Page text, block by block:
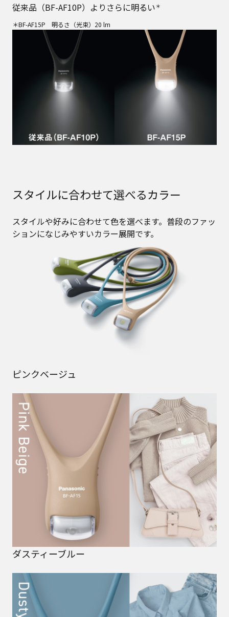
従来品（BF-AF10P）よりさらに明るい ＊
＊BF-AF15P 明るさ（光束）20 lm
スタイルに合わせて選べるカラー
スタイルや好みに合わせて色を選べます。普段のファッ
ションになじみやすいカラー展開です。
ピンクベージュ
ダスティーブルー